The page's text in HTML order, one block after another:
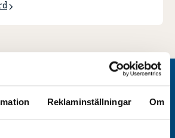
Reklaminställningar Om